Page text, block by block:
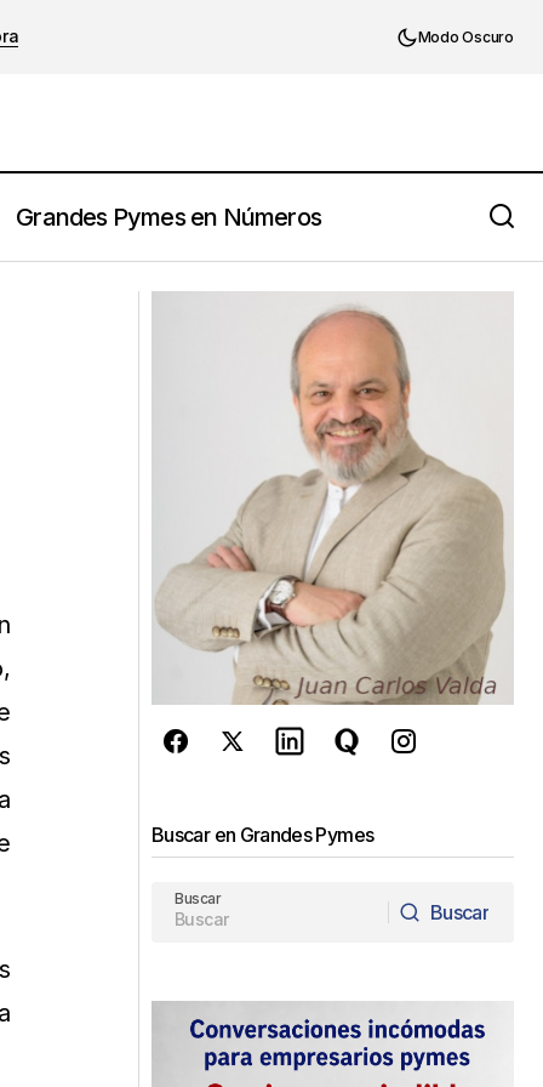
Modo Oscuro
Grandes Pymes en Números
Cambiar la cultura no es sólo
Buscar en Grandes Pymes
Buscar
Buscar